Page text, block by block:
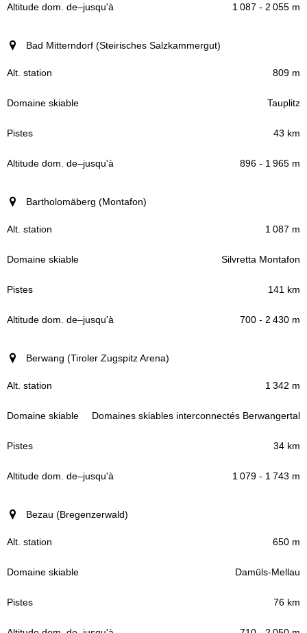
1 087 - 2 055 m
Bad Mitterndorf (Steirisches Salzkammergut)
809 m
Tauplitz
43 km
896 - 1 965 m
Bartholomäberg (Montafon)
1 087 m
Silvretta Montafon
141 km
700 - 2 430 m
Berwang (Tiroler Zugspitz Arena)
1 342 m
Domaines skiables interconnectés Berwangertal
34 km
1 079 - 1 743 m
Bezau (Bregenzerwald)
650 m
Damüls-Mellau
76 km